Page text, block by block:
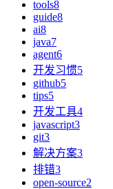
tools8
guide8
ai8
java7
agent6
开发习惯5
github5
tips5
开发工具4
javascript3
git3
解决方案3
排错3
open-source2